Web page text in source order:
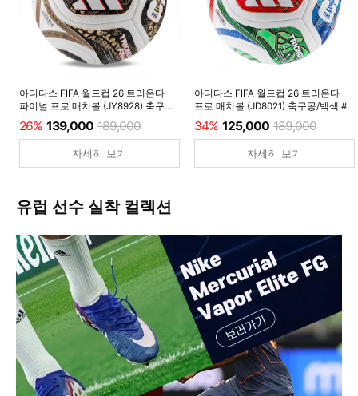
아디다스 FIFA 월드컵 26 트리온다
파이널 프로 매치볼 (JY8928) 축구공/
26% 139,000 189,000
자세히 보기
아디다스 FIFA 월드컵 26 트리온다
프로 매치볼 (JD8021) 축구공/백색 #
34% 125,000 189,000
자세히 보기
유럽 선수 실착 컬렉션